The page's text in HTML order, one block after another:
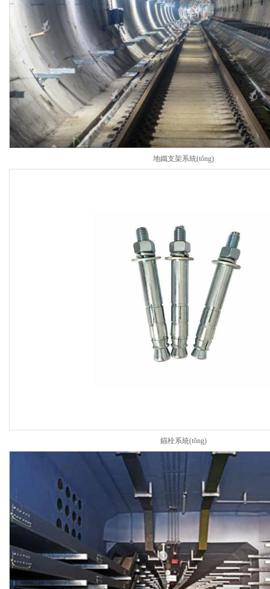
地鐵支架系統(tǒng)
錨栓系統(tǒng)